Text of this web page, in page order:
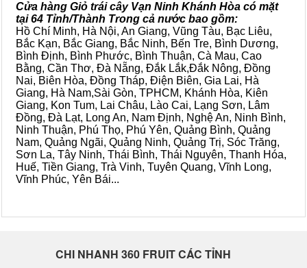
Cửa hàng Giỏ trái cây Vạn Ninh Khánh Hòa có mặt
tại 64 Tỉnh/Thành Trong cả nước bao gồm:
Hồ Chí Minh, Hà Nội, An Giang, Vũng Tàu, Bạc Liêu,
Bắc Kạn, Bắc Giang, Bắc Ninh, Bến Tre, Bình Dương,
Bình Định, Bình Phước, Bình Thuận, Cà Mau, Cao
Bằng, Cần Thơ, Đà Nẵng, Đắk Lắk,Đắk Nông, Đồng
Nai, Biên Hòa, Đồng Tháp, Điện Biên, Gia Lai, Hà
Giang, Hà Nam,Sài Gòn, TPHCM, Khánh Hòa, Kiên
Giang, Kon Tum, Lai Châu, Lào Cai, Lạng Sơn, Lâm
Đồng, Đà Lạt, Long An, Nam Định, Nghệ An, Ninh Bình,
Ninh Thuận, Phú Thọ, Phú Yên, Quảng Bình, Quảng
Nam, Quảng Ngãi, Quảng Ninh, Quảng Trị, Sóc Trăng,
Sơn La, Tây Ninh, Thái Bình, Thái Nguyên, Thanh Hóa,
Huế, Tiền Giang, Trà Vinh, Tuyên Quang, Vĩnh Long,
Vĩnh Phúc, Yên Bái...
CHI NHANH 360 FRUIT CÁC TỈNH